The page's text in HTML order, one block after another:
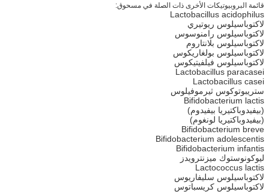
قائمة البروبيوتيكات الأخرى ذات الصلة في مسحوق:
Lactobacillus acidophilus
لاكتوباسيلوس ريوتيري
لاكتوباسيلوس رامنوسوس
لاكتوباسيلوس بلانتاروم
لاكتوباسيلوس بولغاريكوس
لاكتوباسيلوس فيلفيتيكوس
Lactobacillus paracasei
Lactobacillus casei
ستريبوتوكوس ثيرموفيلوس
Bifidobacterium lactis
(بيفيدوباكتيريا بيفيدوم)
(بيفيدوباكتيريا لونغوم)
Bifidobacterium breve
Bifidobacterium adolescentis
Bifidobacterium infantis
ليوكونوستوك ميزنترويدز
Lactococcus lactis
لاكتوباسيلوس سليفاريوس
لاكتوباسيلوس كريسباتوس